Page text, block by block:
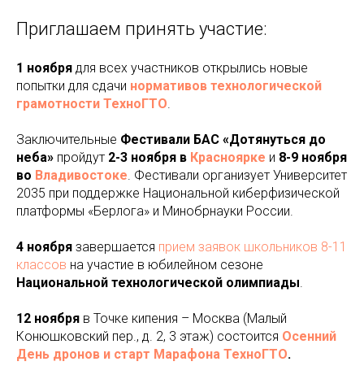
Приглашаем принять участие:
1 ноября для всех участников открылись новые
попытки для сдачи нормативов технологической
грамотности ТехноГТО
Заключительные Фестивали БАС «Дотянуться до
неба» пройдут 2-3 ноября в Красноярке и 8-9 ноября
во Владивостоке . Фестивали организует Университет
2035 при поддержке Национальной киберфизической
платформы «Берлога» и Минобрнауки России.
4 ноября завершается прием заявок школьников 8-11
классов на участие в юбилейном сезоне
Национальной технологической олимпиады
12 ноября в Точке кипения – Москва (Малый
Конюшковский пер., д. 2, 3 этаж) состоится Осенний
День дронов и старт Марафона ТехноГТО.